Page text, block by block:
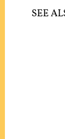
SEE